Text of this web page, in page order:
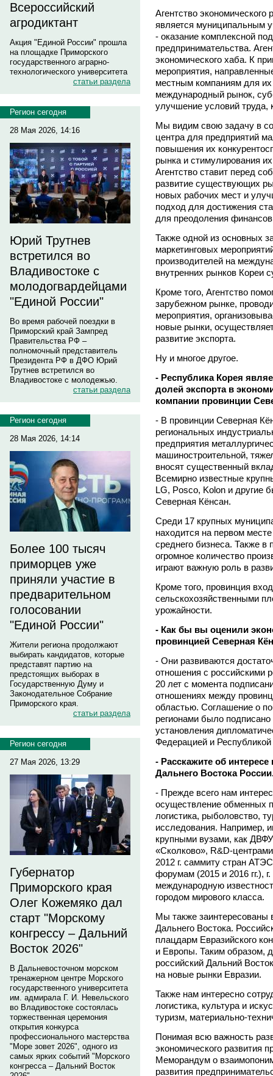
Всероссийский
агродиктант
Акция "Единой России" прошла
на площадке Приморского
государственного аграрно-
технологического университета
статьи раздела
Регион сегодня
28 Мая 2026, 14:16
Юрий Трутнев
встретился во
Владивостоке с
молодогвардейцами
"Единой России"
Во время рабочей поездки в
Приморский край Зампред
Правительства РФ –
полномочный представитель
Президента РФ в ДФО Юрий
Трутнев встретился во
Владивостоке с молодежью.
статьи раздела
Регион сегодня
28 Мая 2026, 14:14
Более 100 тысяч
приморцев уже
приняли участие в
предварительном
голосовании
"Единой России"
Жители региона продолжают
выбирать кандидатов, которые
представят партию на
предстоящих выборах в
Государственную Думу и
Законодательное Собрание
Приморского края.
статьи раздела
Регион сегодня
27 Мая 2026, 13:29
Губернатор
Приморского края
Олег Кожемяко дал
старт "Морскому
конгрессу – Дальний
Восток 2026"
В Дальневосточном морском
тренажерном центре Морского
государственного университета
им. адмирала Г. И. Невельского
во Владивостоке состоялась
торжественная церемония
открытия конкурса
профессионального мастерства
"Море зовет 2026", одного из
самых ярких событий "Морского
конгресса – Дальний Восток
Агентство
является муниципальным
- оказание комплексной
предпринимательства.
экономического хаба. К
мероприятия,
местным компаниям для их
международный рынок,
улучшение условий труда,
Мы видим свою задачу в
центра для предприятий
повышения их
рынка и стимулирования
Агентство ставит перед
развитие существующих
новых рабочих мест и
подход для достижения
для преодоления
Также одной из основных
маркетинговых
производителей на
внутренних рынков Кореи
Кроме того, Агентство
зарубежном рынке,
мероприятия,
новые рынки,
развитие экспорта.
Ну и многое другое.
- Республика Корея
долей экспорта в
компании провинции
- В провинции Северная
региональных
предприятия
машиностроительной,
вносят существенный
Всемирно известные
LG, Posco, Kolon и другие
Северная Кёнсан.
Среди 17 крупных
находится на первом
среднего бизнеса. Также в
огромное количество
играют важную роль в
Кроме того, провинция
сельскохозяйственными
урожайности.
- Как бы вы оценили
провинцией Северная
- Они развиваются
отношения с российскими
20 лет с момента
отношениях между
областью. Соглашение о
регионами было
установления
Федерацией и
- Расскажите об
Дальнего Востока
- Прежде всего нам
осуществление обменных
логистика, рыболовство,
исследования. Например,
крупными вузами, как
«Сколково», R&D-
2012 г. саммиту стран
форумам (2015 и 2016 гг.),
международную
городом мирового класса.
Мы также заинтересованы
Дальнего Востока.
плацдарм Евразийского
и Европы. Таким образом,
российский Дальний
на новые рынки Евразии.
Также нам интересно
логистика, культура и
туризм, материально-
Понимая всю важность
экономического развития
Меморандум о
развития